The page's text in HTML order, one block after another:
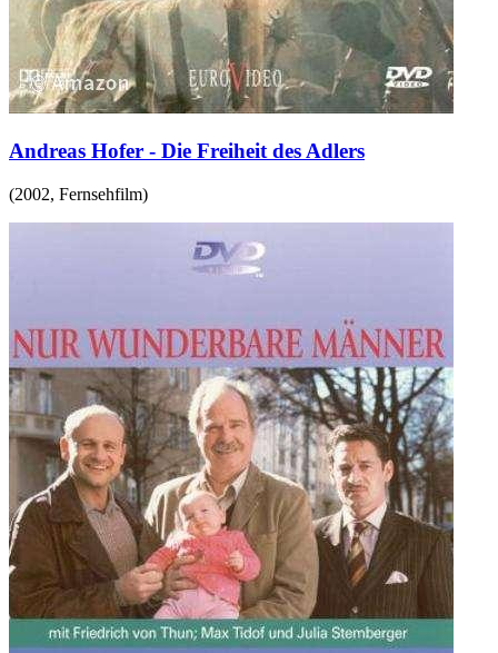
Andreas Hofer - Die Freiheit des Adlers
(2002, Fernsehfilm)